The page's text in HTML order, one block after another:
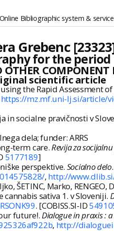
Bibliographic system &
Grebenc
for the period
OTHER COMPONENT
scientific article
the Rapid Assessment
https://mz.mf.uni-lj.si/article/
in socialne pravičnosti v
dela; funder: ARRS
term care.Revija za
5177189]
perspektive. Socialno delo
, http://
ŠETINC, Marko,
cannabis sativa 1. v Sloveniji.
. [COBISS.SI-ID
future!.Dialogue in praxis :
, http://